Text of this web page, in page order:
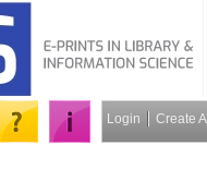
Login Create